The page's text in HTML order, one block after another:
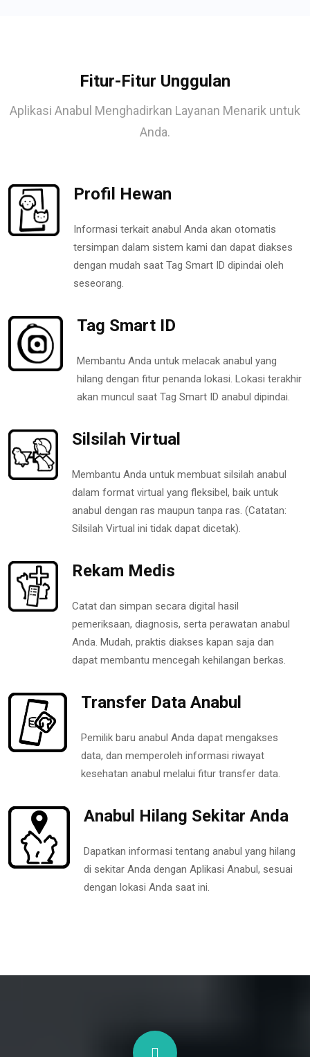
Fitur-Fitur Unggulan
Aplikasi Anabul Menghadirkan Layanan Menarik untuk
Anda.
Profil Hewan
Informasi terkait anabul Anda akan otomatis
tersimpan dalam sistem kami dan dapat diakses
dengan mudah saat Tag Smart ID dipindai oleh
seseorang.
Tag Smart ID
Membantu Anda untuk melacak anabul yang
hilang dengan fitur penanda lokasi. Lokasi terakhir
akan muncul saat Tag Smart ID anabul dipindai.
Silsilah Virtual
Membantu Anda untuk membuat silsilah anabul
dalam format virtual yang fleksibel, baik untuk
anabul dengan ras maupun tanpa ras. (Catatan:
Silsilah Virtual ini tidak dapat dicetak).
Rekam Medis
Catat dan simpan secara digital hasil
pemeriksaan, diagnosis, serta perawatan anabul
Anda. Mudah, praktis diakses kapan saja dan
dapat membantu mencegah kehilangan berkas.
Transfer Data Anabul
Pemilik baru anabul Anda dapat mengakses
data, dan memperoleh informasi riwayat
kesehatan anabul melalui fitur transfer data.
Anabul Hilang Sekitar Anda
Dapatkan informasi tentang anabul yang hilang
di sekitar Anda dengan Aplikasi Anabul, sesuai
dengan lokasi Anda saat ini.